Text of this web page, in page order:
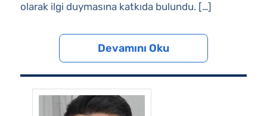
olarak ilgi duymasına katkıda bulundu. […]
Devamını Oku